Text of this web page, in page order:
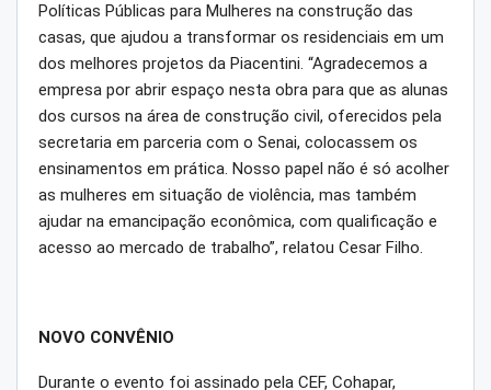
Políticas Públicas para Mulheres na construção das
casas, que ajudou a transformar os residenciais em um
dos melhores projetos da Piacentini. “Agradecemos a
empresa por abrir espaço nesta obra para que as alunas
dos cursos na área de construção civil, oferecidos pela
secretaria em parceria com o Senai, colocassem os
ensinamentos em prática. Nosso papel não é só acolher
as mulheres em situação de violência, mas também
ajudar na emancipação econômica, com qualificação e
acesso ao mercado de trabalho”, relatou Cesar Filho.
NOVO CONVÊNIO
Durante o evento foi assinado pela CEF, Cohapar,